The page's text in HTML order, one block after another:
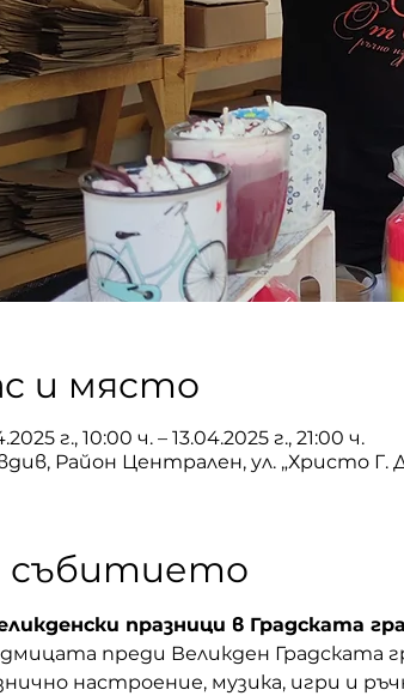
и място
г., 10:00 ч. – 13.04.2025 г., 21:00 ч.
Район Централен, ул. „Христо Г.
събитието
празници в Градската
преди Великден Градската
настроение, музика, игри и